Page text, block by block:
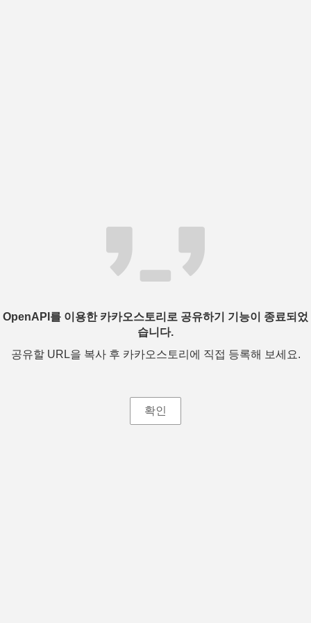
OpenAPI를 이용한 카카오스토리로 공유하기 기능이 종료되었
습니다.
공유할 URL을 복사 후 카카오스토리에 직접 등록해 보세요.
확인